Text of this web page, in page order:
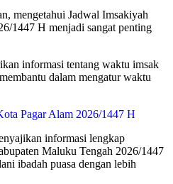
mengetahui Jadwal Imsakiyah
1447 H menjadi sangat penting
informasi tentang waktu imsak
dalam mengatur waktu
Pagar Alam 2026/1447 H
informasi lengkap
Maluku Tengah 2026/1447
ibadah puasa dengan lebih